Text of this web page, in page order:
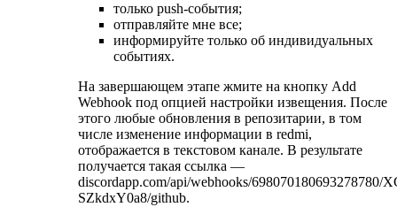
только push-события;
отправляйте мне все;
информируйте только об индивидуальных
событиях.
На завершающем этапе жмите на кнопку Add
Webhook под опцией настройки извещения. После
этого любые обновления в репозитарии, в том
числе изменение информации в redmi,
отображается в текстовом канале. В результате
получается такая ссылка —
discordapp.com/api/webhooks/
SZkdxY0a8/github.